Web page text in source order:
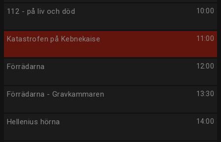
10:00
112 - på liv och död
11:00
Katastrofen på Kebnekaise
12:00
Förrädarna
13:30
Förrädarna - Gravkammaren
14:00
Hellenius hörna